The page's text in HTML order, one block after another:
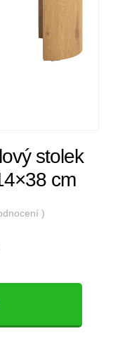
stolek
cm
)